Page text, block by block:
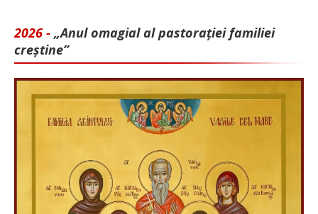
2026 - „Anul omagial al pastorației familiei
creștine”